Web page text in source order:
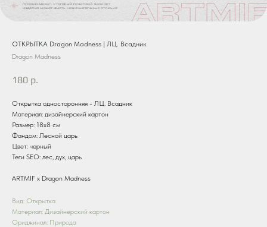
ОТКРЫТКА Dragon Madness | ЛЦ. Всадник
Dragon Madness
180 р.
Открытка односторонняя - ЛЦ. Всадник
Материал: дизайнерский картон
Размер: 18х8 см
Фандом: Лесной царь
Цвет: черный
Теги SEO: лес, дух, царь
ARTMIF х Dragon Madness
Вид: Открытка
Материал: Дизайнерский картон
Ориджинал: Природа